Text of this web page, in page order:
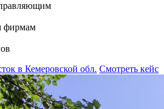
фирмам
в Кемеровской обл. Смотреть кейс